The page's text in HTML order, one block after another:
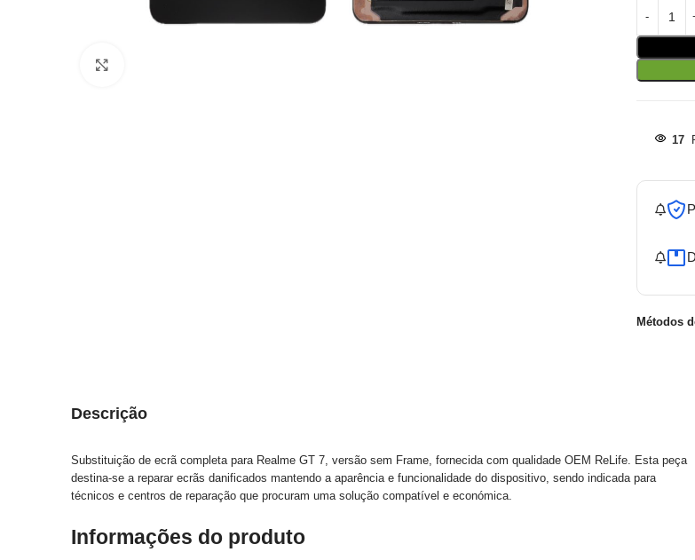
17
Métodos
Descrição
Substituição de ecrã completa para Realme GT 7, versão sem Frame, fornecida com qualidade OEM ReLife. Esta peça
destina-se a reparar ecrãs danificados mantendo a aparência e funcionalidade do dispositivo, sendo indicada para
técnicos e centros de reparação que procuram uma solução compatível e económica.
Informações do produto